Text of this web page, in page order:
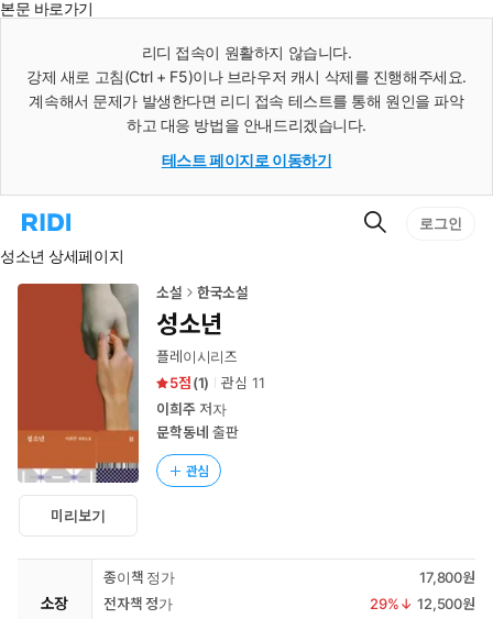
본문 바로가기
리디 접속이 원활하지 않습니다.
강제 새로 고침(Ctrl + F5)이나 브라우저 캐시 삭제를 진행해주세요.
계속해서 문제가 발생한다면 리디 접속 테스트를 통해 원인을 파악
하고 대응 방법을 안내드리겠습니다.
테스트 페이지로 이동하기
리
홈
로
검
로그인
성소년 상세페이지
미리보기
소설 한국소설
성소년
플레이시리즈
5
(1) 관심 11
이희주저자
문학동네 출판
관심
소장
종이책 정가
17,800원
전자책 정가
29%↓ 12,500원